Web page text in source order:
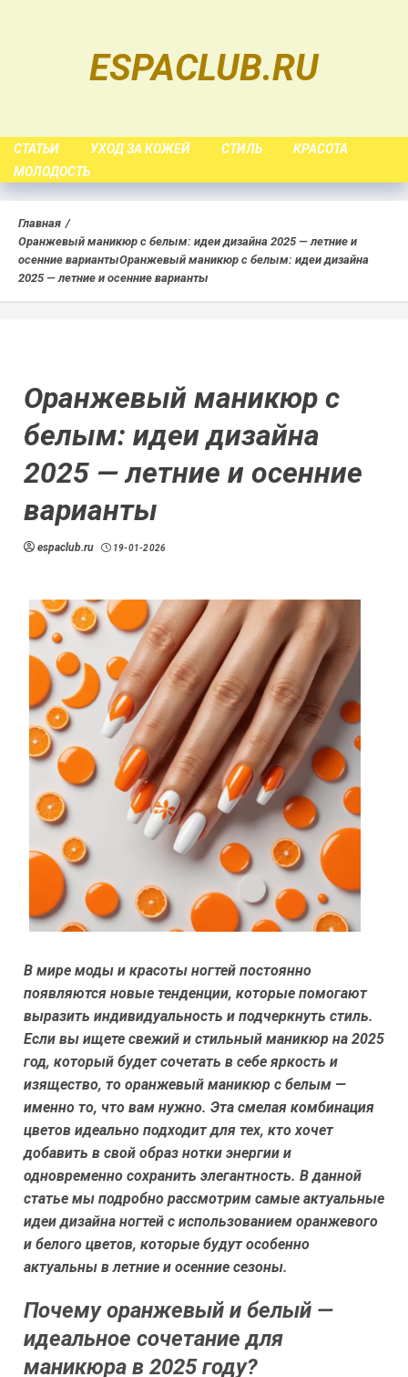
ESPACLUB.RU
СТАТЬИ УХОД ЗА КОЖЕЙ СТИЛЬ
КРАСОТА
МОЛОДОСТЬ
Главная
Оранжевый маникюр с белым: идеи дизайна 2025 — летние и
осенние вариантыОранжевый маникюр с белым: идеи дизайна
2025 — летние и осенние варианты
Оранжевый маникюр с
белым: идеи дизайна
2025 — летние и осенние
варианты
espaclub.ru 19-01-2026
В мире моды и красоты ногтей постоянно
появляются новые тенденции, которые помогают
выразить индивидуальность и подчеркнуть стиль.
Если вы ищете свежий и стильный маникюр на 2025
год, который будет сочетать в себе яркость и
изящество, то оранжевый маникюр с белым —
именно то, что вам нужно. Эта смелая комбинация
цветов идеально подходит для тех, кто хочет
добавить в свой образ нотки энергии и
одновременно сохранить элегантность. В данной
статье мы подробно рассмотрим самые актуальные
идеи дизайна ногтей с использованием оранжевого
и белого цветов, которые будут особенно
актуальны в летние и осенние сезоны.
Почему оранжевый и белый —
идеальное сочетание для
маникюра в 2025 году?